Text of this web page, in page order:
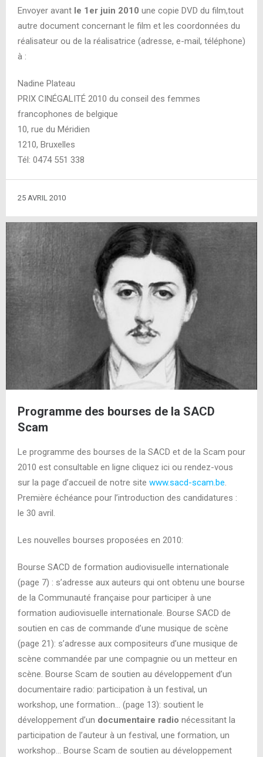
Envoyer avant le 1er juin 2010 une copie DVD du film,tout
autre document concernant le film et les coordonnées du
réalisateur ou de la réalisatrice (adresse, e-mail, téléphone)
à :
Nadine Plateau
PRIX CINÉGALITÉ 2010 du conseil des femmes
francophones de belgique
10, rue du Méridien
1210, Bruxelles
Tél: 0474 551 338
25 AVRIL 2010
Programme des bourses de la SACD
Scam
Le programme des bourses de la SACD et de la Scam pour
2010 est consultable en ligne cliquez ici ou rendez-vous
sur la page d’accueil de notre site www.sacd-scam.be.
Première échéance pour l’introduction des candidatures :
le 30 avril.
Les nouvelles bourses proposées en 2010:
Bourse SACD de formation audiovisuelle internationale
(page 7) : s’adresse aux auteurs qui ont obtenu une bourse
de la Communauté française pour participer à une
formation audiovisuelle internationale. Bourse SACD de
soutien en cas de commande d’une musique de scène
(page 21): s’adresse aux compositeurs d’une musique de
scène commandée par une compagnie ou un metteur en
scène. Bourse Scam de soutien au développement d’un
documentaire radio: participation à un festival, un
workshop, une formation… (page 13): soutient le
développement d’un documentaire radio nécessitant la
participation de l’auteur à un festival, une formation, un
workshop… Bourse Scam de soutien au développement